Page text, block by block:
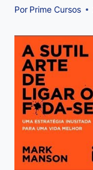
Por Prime Cursos